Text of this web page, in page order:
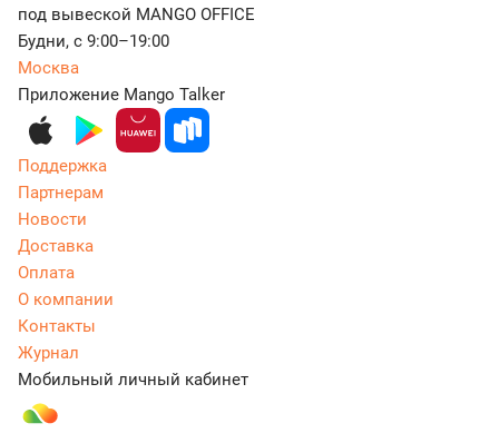
под вывеской MANGO OFFICE
Будни, с 9:00–19:00
Москва
Приложение Mango Talker
Поддержка
Партнерам
Новости
Доставка
Оплата
О компании
Контакты
Журнал
Мобильный личный кабинет